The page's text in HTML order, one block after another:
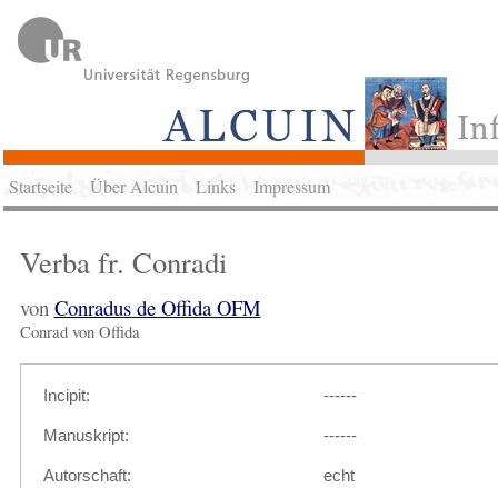
Startseite Über Alcuin Links Impressum
Verba fr. Conradi
von Conradus de Offida OFM
Conrad von Offida
Incipit: ------
Manuskript: ------
Autorschaft: echt